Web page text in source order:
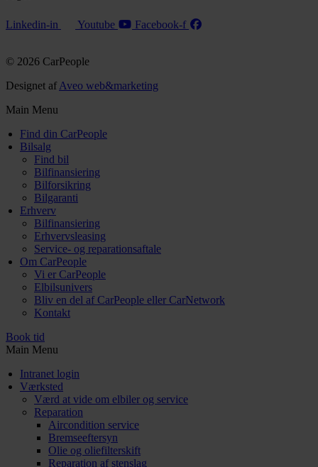
Linkedin-in Youtube Facebook-f
© 2026 CarPeople
Designet af Aveo web&marketing
Main Menu
Find din CarPeople
Bilsalg
Find bil
Bilfinansiering
Bilforsikring
Bilgaranti
Erhverv
Bilfinansiering
Erhvervsleasing
Service- og reparationsaftale
Om CarPeople
Vi er CarPeople
Elbilsunivers
Bliv en del af CarPeople eller CarNetwork
Kontakt
Book tid
Main Menu
Intranet login
Værksted
Værd at vide om elbiler og service
Reparation
Aircondition service
Bremseeftersyn
Olie og oliefilterskift
Reparation af stenslag